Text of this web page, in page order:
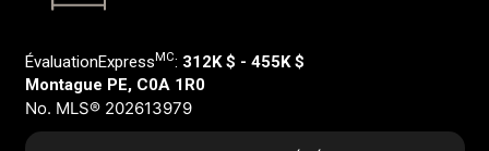
ÉvaluationExpress MC: 312K $ - 455K $
Montague PE, C0A 1R0
No. MLS® 202613979